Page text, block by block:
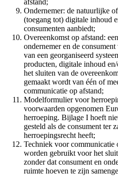
afstand;
Ondernemer: de natuurlijke
(toegang tot) digitale inhoud
consumenten aanbiedt;
Overeenkomst op afstand:
ondernemer en de
van een georganiseerd
producten, digitale inhoud
het sluiten van de
gemaakt wordt van één of
communicatie op afstand;
Modelformulier voor
voorwaarden opgenomen
herroeping. Bijlage I hoeft
gesteld als de consument ter
herroepingsrecht heeft;
Techniek voor communicatie
worden gebruikt voor het
zonder dat consument en
ruimte hoeven te zijn